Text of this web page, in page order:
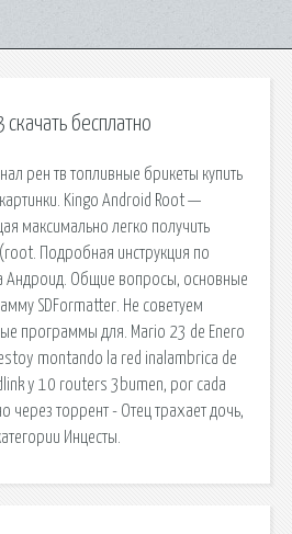
бесплатно
рен тв топливные брикеты купить
Kingo Android Root —
максимально легко получить
Подробная инструкция по
Андроид. Общие вопросы, основные
SDFormatter. Не советуем
программы для. Mario 23 de Enero
montando la red inalambrica de
y 10 routers 3bumen, por cada
через торрент - Отец трахает дочь,
Инцесты.